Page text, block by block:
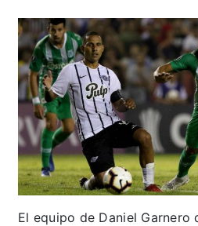
El equipo de Daniel Garnero